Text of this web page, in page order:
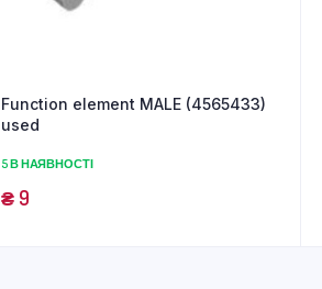
Function element MALE (4565433)
used
5 В НАЯВНОСТІ
₴9